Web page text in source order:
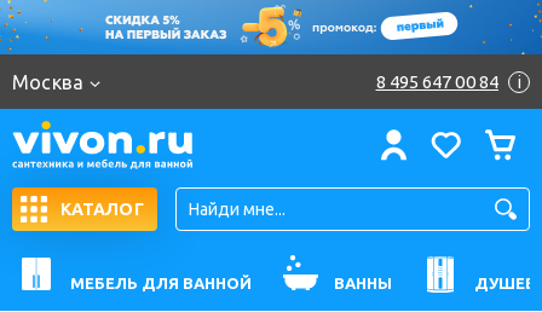
Москва 8 495 647 00 84 i
КАТАЛОГ
МЕБЕЛЬ ДЛЯ ВАННОЙ ВАННЫ